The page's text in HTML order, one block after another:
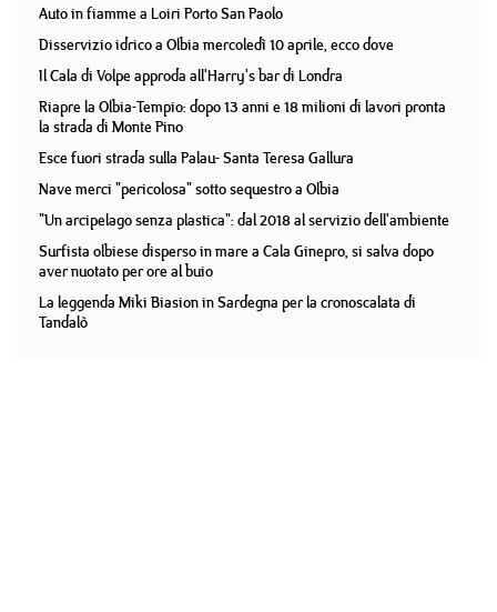
Auto in fiamme a Loiri Porto San Paolo
Disservizio idrico a Olbia mercoledì 10 aprile, ecco dove
Il Cala di Volpe approda all'Harry's bar di Londra
Riapre la Olbia-Tempio: dopo 13 anni e 18 milioni di lavori pronta
la strada di Monte Pino
Esce fuori strada sulla Palau- Santa Teresa Gallura
Nave merci "pericolosa" sotto sequestro a Olbia
"Un arcipelago senza plastica": dal 2018 al servizio dell'ambiente
Surfista olbiese disperso in mare a Cala Ginepro, si salva dopo
aver nuotato per ore al buio
La leggenda Miki Biasion in Sardegna per la cronoscalata di
Tandalò